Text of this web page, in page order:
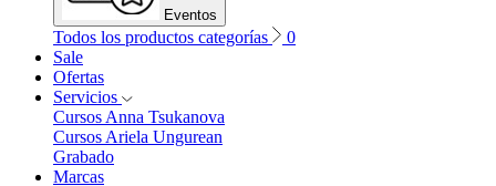
Eventos
Todos los productos categorías
0
Sale
Ofertas
Servicios
Cursos Anna Tsukanova
Cursos Ariela Ungurean
Grabado
Marcas